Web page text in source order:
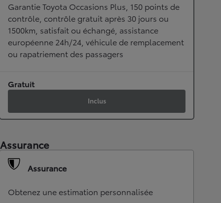
Garantie Toyota Occasions Plus, 150 points de
contrôle, contrôle gratuit après 30 jours ou
1500km, satisfait ou échangé, assistance
européenne 24h/24, véhicule de remplacement
ou rapatriement des passagers
Gratuit
Inclus
Assurance
Assurance
Obtenez une estimation personnalisée